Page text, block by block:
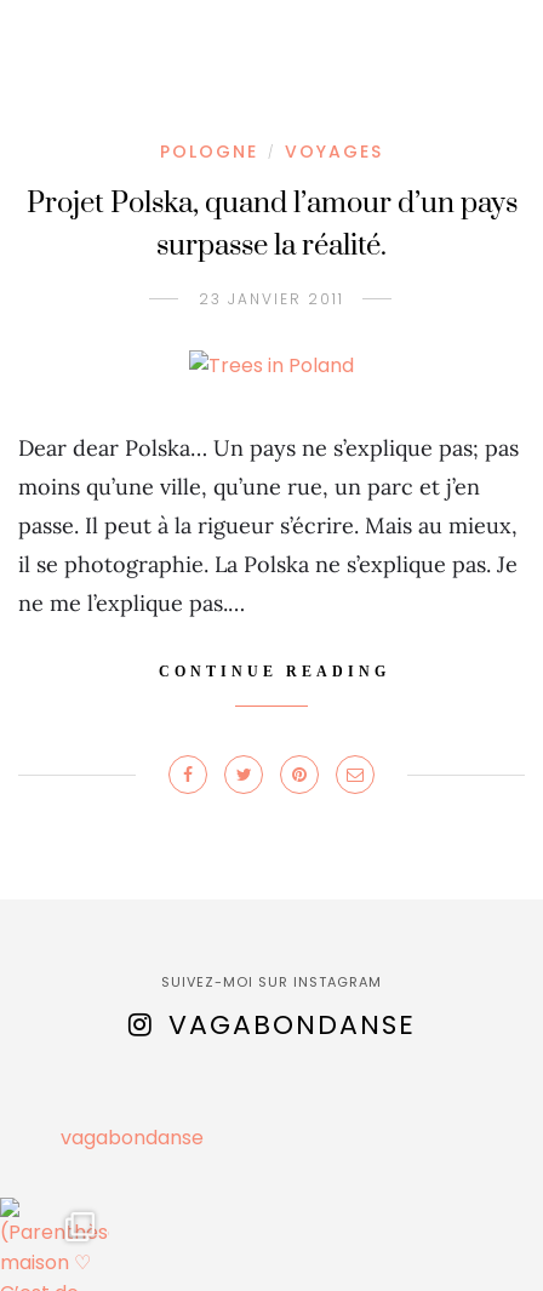
POLOGNE / VOYAGES
Projet Polska, quand l’amour d’un pays
surpasse la réalité.
23 JANVIER 2011
Dear dear Polska… Un pays ne s’explique pas; pas
moins qu’une ville, qu’une rue, un parc et j’en
passe. Il peut à la rigueur s’écrire. Mais au mieux,
il se photographie. La Polska ne s’explique pas. Je
ne me l’explique pas.…
CONTINUE READING
SUIVEZ-MOI SUR INSTAGRAM
VAGABONDANSE
vagabondanse